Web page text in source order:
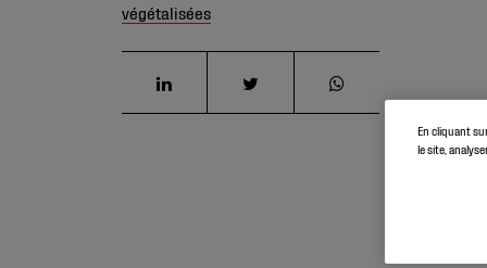
végétalisées
En cliquant
le site,